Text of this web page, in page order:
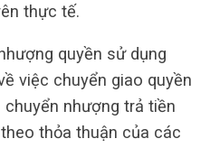
thực tế.
quyền sử dụng
việc chuyển giao quyền
nhượng trả tiền
thỏa thuận của các